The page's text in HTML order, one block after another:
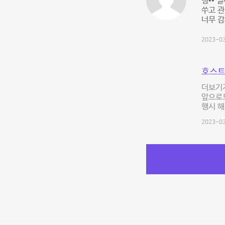
쑤고
너무
2023-
호스
더보
앞으로
행시
2023-